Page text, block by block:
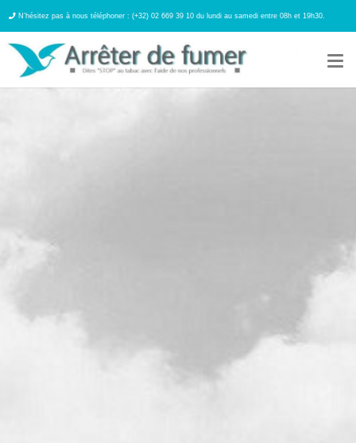
N’hésitez pas à nous téléphoner : (+32) 02 669 39 10 du lundi au samedi entre 08h et 19h30.